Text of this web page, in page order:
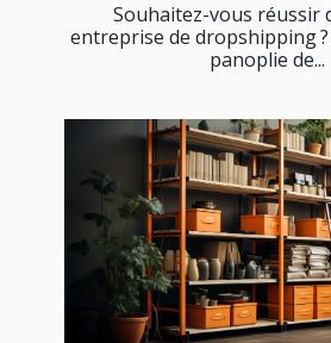
Souhaitez-vous réussir
entreprise de dropshipping
panoplie de...